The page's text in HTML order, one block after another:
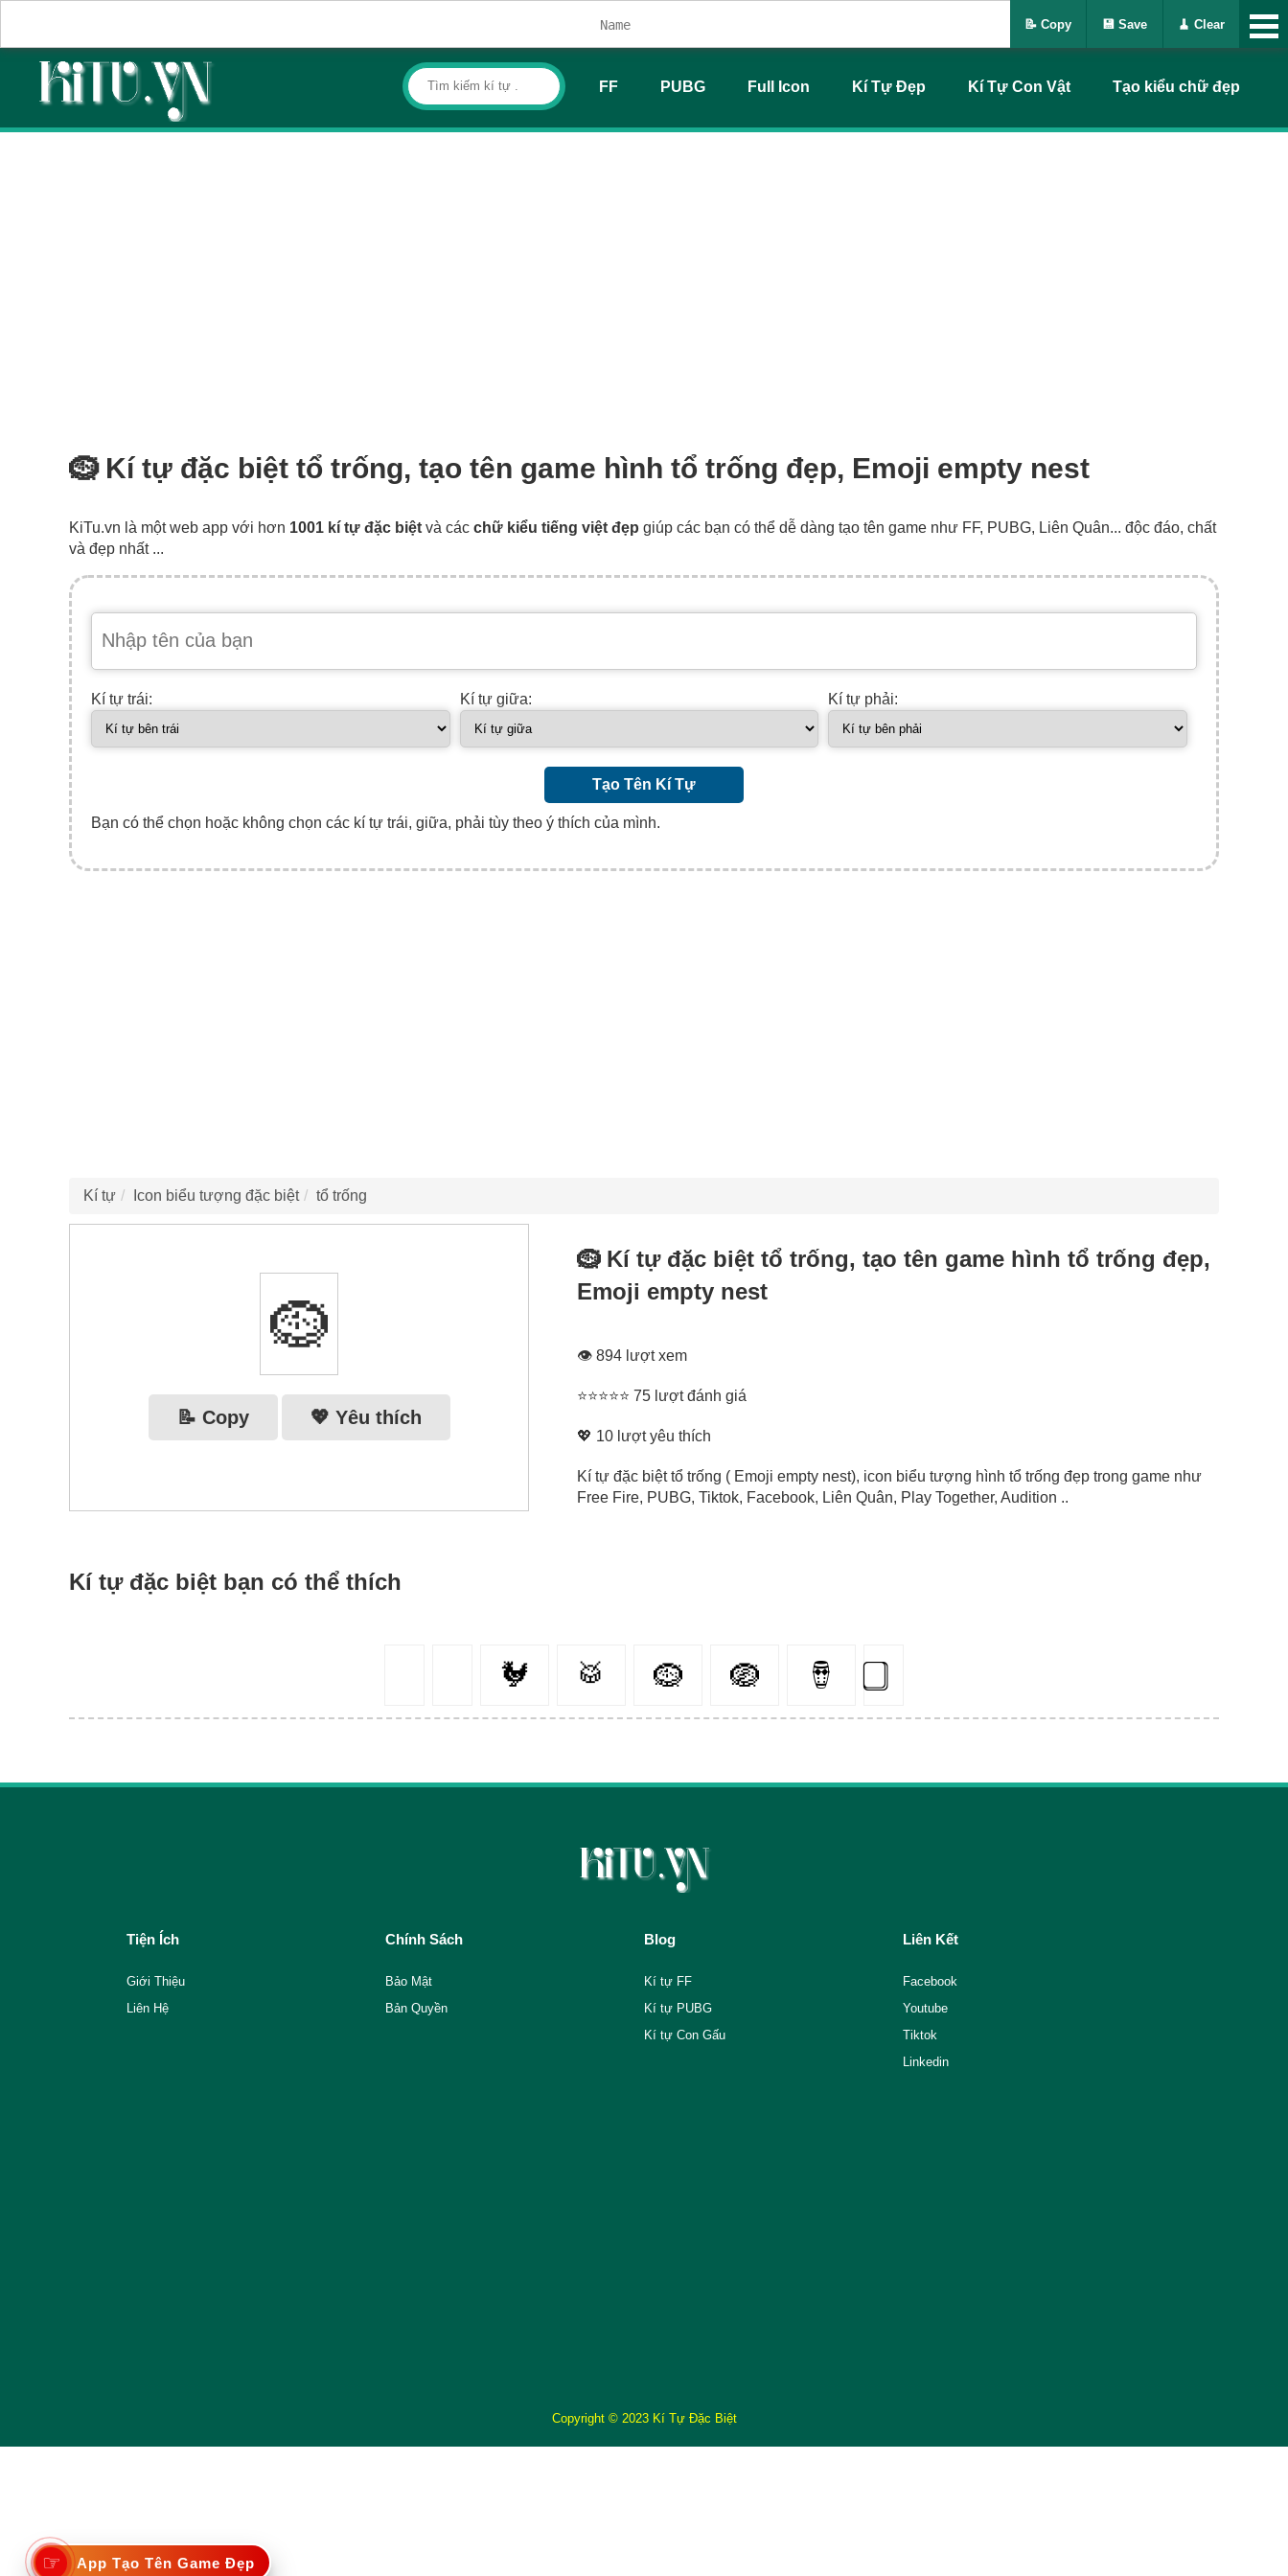
FF PUBG Full Icon Kí Tự Đẹp Kí Tự Con Vật Tạo kiểu chữ đẹp
🪹 Kí tự đặc biệt tổ trống, tạo tên game hình tổ trống đẹp, Emoji empty nest
KiTu.vn là một web app với hơn 1001 kí tự đặc biệt và các chữ kiểu tiếng việt đẹp giúp các bạn có thể dễ dàng tạo tên game như FF, PUBG, Liên Quân... độc đáo, chất
và đẹp nhất ...
Kí tự trái: Kí tự giữa: Kí tự phải:
Tạo Tên Kí Tự
Bạn có thể chọn hoặc không chọn các kí tự trái, giữa, phải tùy theo ý thích của mình.
Kí tự Icon biểu tượng đặc biệt tổ trống
🪹
📝 Copy 💖 Yêu thích
🪹 Kí tự đặc biệt tổ trống, tạo tên game hình tổ trống đẹp,
Emoji empty nest
👁 894 lượt xem
⭐⭐⭐⭐⭐ 75 lượt đánh giá
💖 10 lượt yêu thích
Kí tự đặc biệt tổ trống ( Emoji empty nest), icon biểu tượng hình tổ trống đẹp trong game như
Free Fire, PUBG, Tiktok, Facebook, Liên Quân, Play Together, Audition ..
Kí tự đặc biệt bạn có thể thích
🐓 🥁 🪹 🪺 🪘
Tiện Ích
Giới Thiệu
Liên Hệ
Chính Sách
Bảo Mật
Bản Quyền
Blog
Kí tự FF
Kí tự PUBG
Kí tự Con Gấu
Liên Kết
Facebook
Youtube
Tiktok
Linkedin
Copyright © 2023 Kí Tự Đặc Biệt
📝 Copy 💾 Save 🧹 Clear
☞ App Tạo Tên Game Đẹp